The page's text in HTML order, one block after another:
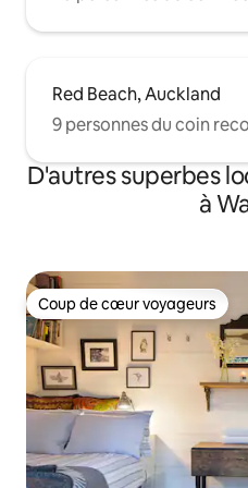
Red Beach, Auckland
9 personnes du coin
D'autres superbes
à
Coup de cœur voyageurs
Coup de cœur voyageurs